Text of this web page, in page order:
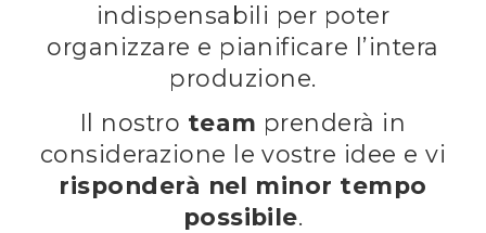
indispensabili per poter
organizzare e pianificare l’intera
produzione.
Il nostro team prenderà in
considerazione le vostre idee e vi
risponderà nel minor tempo
possibile.